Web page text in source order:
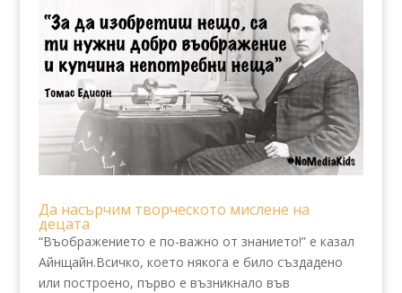
Да насърчим творческото мислене на
децата
“Въображението е по-важно от знанието!” е казал
Айнщайн.Всичко, което някога е било създадено
или построено, първо е възникнало във